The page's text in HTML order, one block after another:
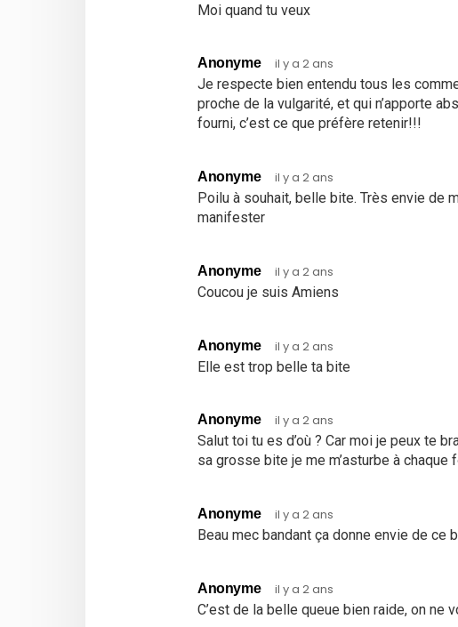
Moi quand tu veux
Anonyme
il y a 2 ans
Je respecte bien entendu tous les
proche de la vulgarité, et qui n’apporte
fourni, c’est ce que préfère retenir!!!
Anonyme
il y a 2 ans
Poilu à souhait, belle bite. Très envie de
manifester
Anonyme
il y a 2 ans
Coucou je suis Amiens
Anonyme
il y a 2 ans
Elle est trop belle ta bite
Anonyme
il y a 2 ans
Salut toi tu es d’où ? Car moi je peux te
sa grosse bite je me m’asturbe à chaque
Anonyme
il y a 2 ans
Beau mec bandant ça donne envie de ce
Anonyme
il y a 2 ans
C’est de la belle queue bien raide, on ne